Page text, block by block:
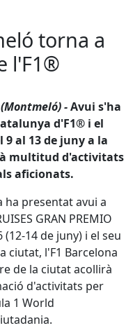
torna a
l'F1®
-Avui s'ha
d'F1® i el
9 al 13 de juny a la
multitud d'activitats
aficionats.
ha presentat avui a
GRAN PREMIO
(12-14 de juny) i el seu
ciutat, l'F1 Barcelona
de la ciutat acollirà
d'activitats per
1 World